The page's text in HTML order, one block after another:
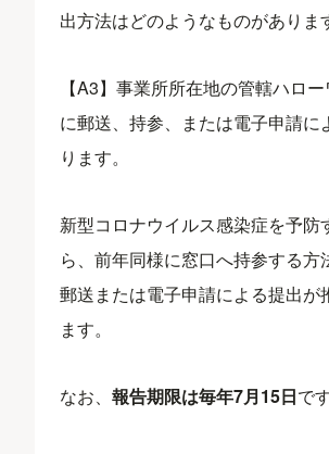
出方法はどのようなものがありま
【A3】事業所所在地の管轄ハロ
に郵送、持参、または電子申請に
ります。
新型コロナウイルス感染症を予防
ら、前年同様に窓口へ持参する方
郵送または電子申請による提出が
ます。
なお、報告期限は毎年7月15日です